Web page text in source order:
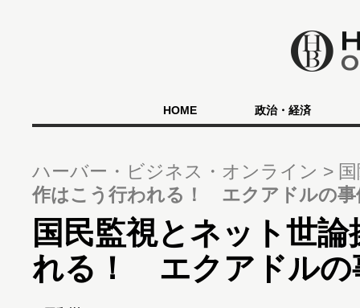
HOME 政治・経済
ハーバー・ビジネス・オンライン
作はこう行われる！ エクアドルの事
国民監視とネット世
れる！ エクアドルの